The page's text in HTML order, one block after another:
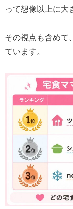
って想像以上に大
その視点も含めて
ています。